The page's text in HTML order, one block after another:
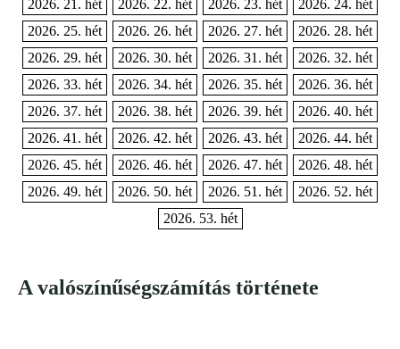
2026. 21. hét
2026. 22. hét 2026. 23. hét
2026. 24. hét
2026. 25. hét
2026. 26. hét 2026. 27. hét
2026. 28. hét
2026. 29. hét
2026. 30. hét 2026. 31. hét
2026. 32. hét
2026. 33. hét
2026. 34. hét 2026. 35. hét
2026. 36. hét
2026. 37. hét
2026. 38. hét 2026. 39. hét
2026. 40. hét
2026. 41. hét
2026. 42. hét 2026. 43. hét
2026. 44. hét
2026. 45. hét
2026. 46. hét 2026. 47. hét
2026. 48. hét
2026. 49. hét
2026. 50. hét 2026. 51. hét
2026. 52. hét
2026. 53. hét
A valószínűségszámítás története